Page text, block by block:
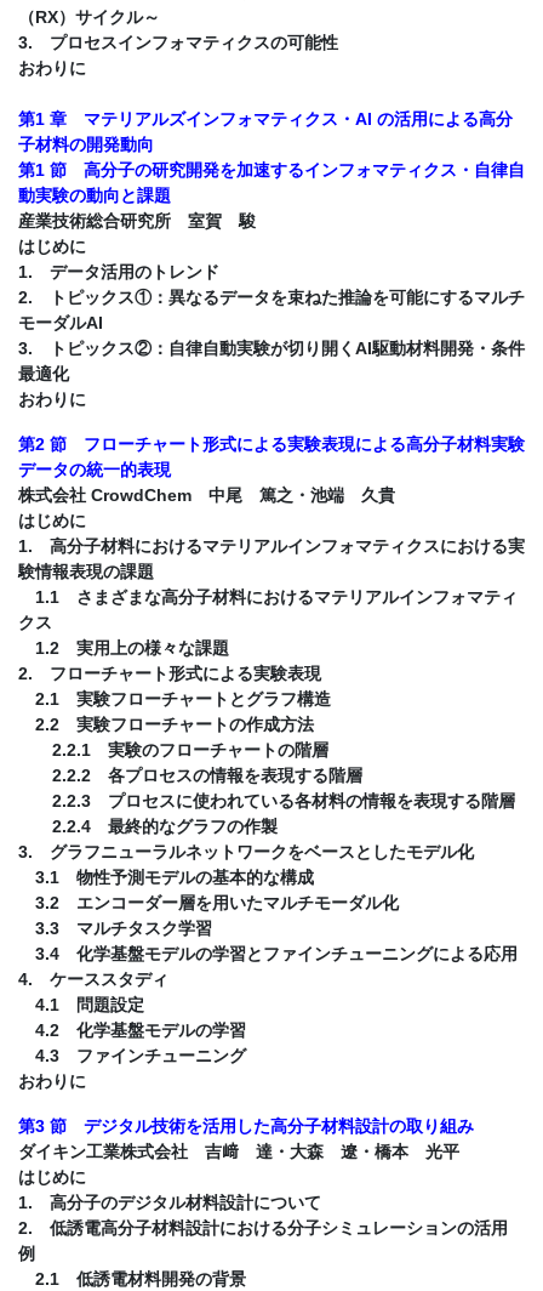
（RX）サイクル～
3. プロセスインフォマティクスの可能性
おわりに
第1 章 マテリアルズインフォマティクス・AI の活用による高分
子材料の開発動向
第1 節 高分子の研究開発を加速するインフォマティクス・自律自
動実験の動向と課題
産業技術総合研究所 室賀 駿
はじめに
1. データ活用のトレンド
2. トピックス①：異なるデータを束ねた推論を可能にするマルチ
モーダルAI
3. トピックス②：自律自動実験が切り開くAI駆動材料開発・条件
最適化
おわりに
第2 節 フローチャート形式による実験表現による高分子材料実験
データの統一的表現
株式会社 CrowdChem 中尾 篤之・池端 久貴
はじめに
1. 高分子材料におけるマテリアルインフォマティクスにおける実
験情報表現の課題
1.1 さまざまな高分子材料におけるマテリアルインフォマティ
クス
1.2 実用上の様々な課題
2. フローチャート形式による実験表現
2.1 実験フローチャートとグラフ構造
2.2 実験フローチャートの作成方法
2.2.1 実験のフローチャートの階層
2.2.2 各プロセスの情報を表現する階層
2.2.3 プロセスに使われている各材料の情報を表現する階層
2.2.4 最終的なグラフの作製
3. グラフニューラルネットワークをベースとしたモデル化
3.1 物性予測モデルの基本的な構成
3.2 エンコーダー層を用いたマルチモーダル化
3.3 マルチタスク学習
3.4 化学基盤モデルの学習とファインチューニングによる応用
4. ケーススタディ
4.1 問題設定
4.2 化学基盤モデルの学習
4.3 ファインチューニング
おわりに
第3 節 デジタル技術を活用した高分子材料設計の取り組み
ダイキン工業株式会社 吉﨑 達・大森 遼・橋本 光平
はじめに
1. 高分子のデジタル材料設計について
2. 低誘電高分子材料設計における分子シミュレーションの活用
例
2.1 低誘電材料開発の背景